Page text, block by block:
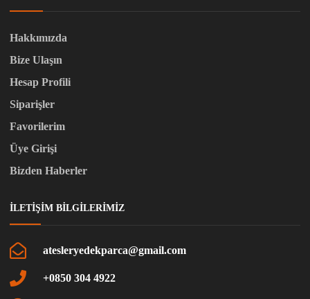
Hakkımızda
Bize Ulaşın
Hesap Profili
Siparişler
Favorilerim
Üye Girişi
Bizden Haberler
İLETIŞIM BILGILERIMIZ
atesleryedekparca@gmail.com
+0850 304 4922